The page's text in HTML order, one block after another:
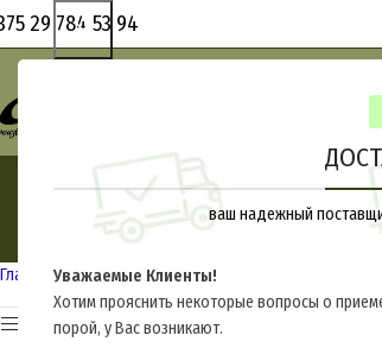
ваш надежный
Уважаемые Клиенты!
Хотим прояснить некоторые вопросы о
порой, у Вас возникают.
29 784 53 94
Главная Другие страны Афганистан
Показать Категории